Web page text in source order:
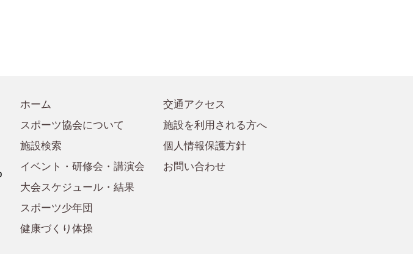
ホーム
スポーツ協会について
施設検索
イベント・研修会・講演会
大会スケジュール・結果
スポーツ少年団
健康づくり体操
交通アクセス
施設を利用される方へ
個人情報保護方針
お問い合わせ